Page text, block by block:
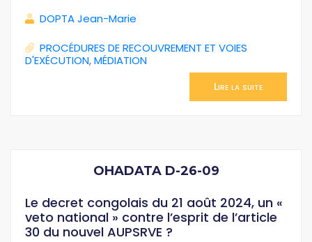
DOPTA Jean-Marie
PROCÉDURES DE RECOUVREMENT ET VOIES
D'EXÉCUTION,MÉDIATION
Lire la suite
OHADATA D-26-09
Le decret congolais du 21 août 2024, un «
veto national » contre l’esprit de l’article
30 du nouvel AUPSRVE ?